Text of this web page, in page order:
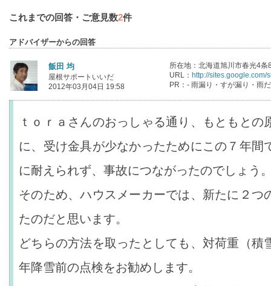
これまでの回答・ご意見数2件
アドバイザーからの回答
飯田 均
屋根サポートいいだ
2012年03月04日 19:58
所在地：北海道旭川市春光4条
URL： http://sites.google.com/
PR：- 雨漏り・すが漏り・雨
ｔｏｒａさんのおっしゃる通り、もともと
に、受け金具が少なかったためにこの７年間
に耐えられず、事故につながったのでしょう
そのため、ハウスメーカーでは、新たに２つ
たのだと思います。
どちらの方法を取ったとしても、対荷重（積
年降雪前の点検をお勧めします。